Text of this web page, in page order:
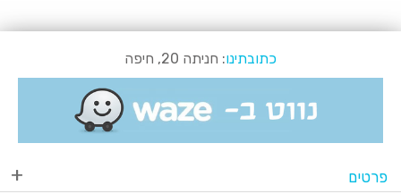
כתובתינו: חניתה 20, חיפה
פרטים